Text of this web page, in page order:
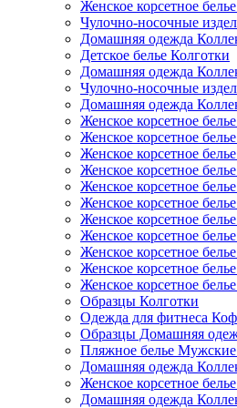
Женское корсетное
Чулочно-носочные
Домашняя одежда
Детское белье Колготки
Домашняя одежда
Чулочно-носочные
Домашняя одежда
Женское корсетное
Женское корсетное
Женское корсетное
Женское корсетное
Женское корсетное
Женское корсетное
Женское корсетное
Женское корсетное
Женское корсетное
Женское корсетное
Женское корсетное
Образцы Колготки
Одежда для фитнеса
Образцы Домашняя
Пляжное белье
Домашняя одежда
Женское корсетное
Домашняя одежда